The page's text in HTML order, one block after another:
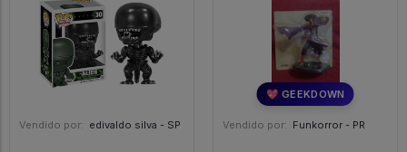
Vendido por: edivaldo silva - SP
💖 GEEKDOWN
Vendido por: Funkorror - PR